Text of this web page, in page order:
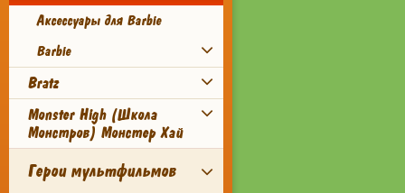
Аксессуары для Barbie
Barbie
Bratz
Monster High (Школа
Монстров) Монстер Хай
Герои мультфильмов